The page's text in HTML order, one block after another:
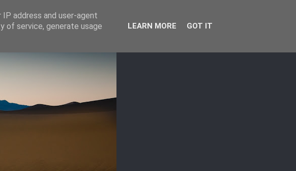
address and user-agent
of service, generate usage
LEARN MORE GOT IT